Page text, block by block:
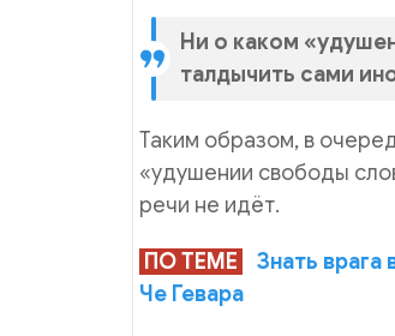
Ни о каком
талдычить сами
Таким образом, в
«удушении свободы
речи не идёт.
ПО ТЕМЕ
Знать
Че Гевара